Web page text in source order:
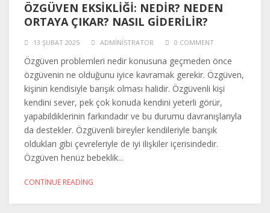
ÖZGÜVEN EKSIKLIĞI: NEDIR? NEDEN
ORTAYA ÇIKAR? NASIL GIDERILIR?
13 ŞUBAT 2025 ADMINISTRATOR 0 COMMENT
Özgüven problemleri nedir konusuna geçmeden önce
özgüvenin ne olduğunu iyice kavramak gerekir. Özgüven,
kişinin kendisiyle barışık olması halidir. Özgüvenli kişi
kendini sever, pek çok konuda kendini yeterli görür,
yapabildiklerinin farkındadır ve bu durumu davranışlarıyla
da destekler. Özgüvenli bireyler kendileriyle barışık
oldukları gibi çevreleriyle de iyi ilişkiler içerisindedir.
Özgüven henüz bebeklik...
CONTINUE READING